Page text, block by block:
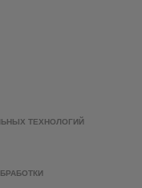
ТЕХНОЛОГИЙ